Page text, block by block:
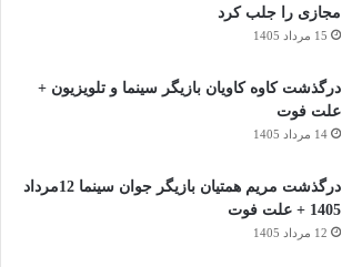
مجازی را جلب کرد
15 مرداد 1405
درگذشت کاوه کاویان بازیگر سینما و تلویزیون +
علت فوت
14 مرداد 1405
درگذشت مریم همتیان بازیگر جوان سینما 12مرداد
1405 + علت فوت
12 مرداد 1405